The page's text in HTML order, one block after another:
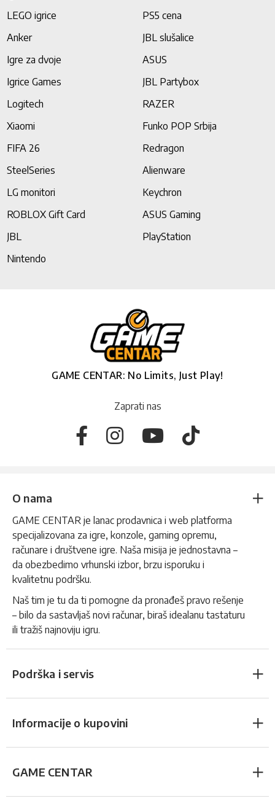
LEGO igrice
PS5 cena
Anker
JBL slušalice
Igre za dvoje
ASUS
Igrice Games
JBL Partybox
Logitech
RAZER
Xiaomi
Funko POP Srbija
FIFA 26
Redragon
SteelSeries
Alienware
LG monitori
Keychron
ROBLOX Gift Card
ASUS Gaming
JBL
PlayStation
Nintendo
GAME CENTAR: No Limits, Just Play!
Zaprati nas
O nama
GAME CENTAR je lanac prodavnica i web platforma
specijalizovana za igre, konzole, gaming opremu,
računare i društvene igre. Naša misija je jednostavna –
da obezbedimo vrhunski izbor, brzu isporuku i
kvalitetnu podršku.
Naš tim je tu da ti pomogne da pronađeš pravo rešenje
– bilo da sastavljaš novi računar, biraš idealanu tastaturu
ili tražiš najnoviju igru.
Podrška i servis
Informacije o kupovini
GAME CENTAR